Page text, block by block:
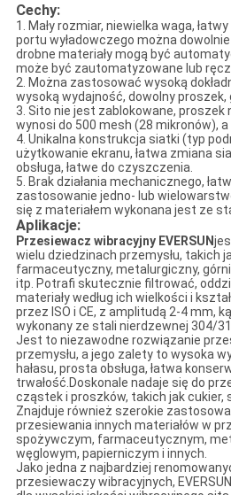
Cechy:
1. Mały rozmiar, niewielka waga,
portu wyładowczego można
drobne materiały mogą być
może być zautomatyzowane lub
2. Można zastosować wysoką
wysoką wydajność, dowolny proszek,
3. Sito nie jest zablokowane, proszek
wynosi do 500 mesh (28 mikronów),
4. Unikalna konstrukcja siatki (typ
użytkowanie ekranu, łatwa zmiana
obsługa, łatwe do czyszczenia.
5. Brak działania mechanicznego,
zastosowanie jedno- lub
się z materiałem wykonana jest ze
Aplikacje:
Przesiewacz wibracyjny EVERSUN
wielu dziedzinach przemysłu, takich
farmaceutyczny, metalurgiczny,
itp. Potrafi skutecznie filtrować,
materiały według ich wielkości i
przez ISO i CE, z amplitudą 2-4 mm,
wykonany ze stali nierdzewnej 304/
Jest to niezawodne rozwiązanie
przemysłu, a jego zalety to wysoka
hałasu, prosta obsługa, łatwa
trwałość.Doskonale nadaje się do
cząstek i proszków, takich jak cukier,
Znajduje również szerokie
przesiewania innych materiałów w
spożywczym, farmaceutycznym,
węglowym, papierniczym i innych.
Jako jedna z najbardziej
przesiewaczy wibracyjnych,